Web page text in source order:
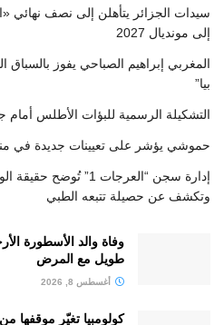
سيدات الجزائر يتأهلن إلى نصف نهائي
إلى مونديال 2027
المغربي إبراهيم الصباحي يفوز بالسباق
بيا”
التشكيلة الرسمية للبؤات الأطلس أمام
حموشي يؤشر على تعيينات جديدة في
إدارة سجن “العرجات
وتكشف عن حصيلة تتبعه الطبي
وفاة والد الأسطورة
طويل مع المرض
أغسطس 8, 2026
كولومبيا تغيّر موقفها